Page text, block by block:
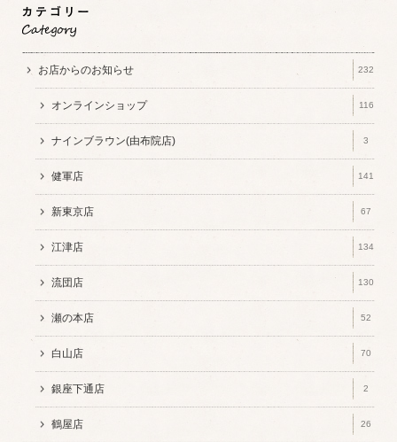
お店からのお知らせ 232
オンラインショップ 116
ナインブラウン(由布院店) 3
健軍店 141
新東京店 67
江津店 134
流団店 130
瀬の本店 52
白山店 70
銀座下通店 2
鶴屋店 26